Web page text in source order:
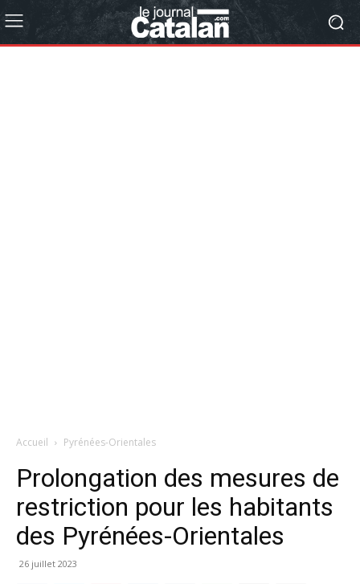
Accueil Pyrénées-Orientales
Prolongation des mesures de
restriction pour les habitants
des Pyrénées-Orientales
26 juillet 2023